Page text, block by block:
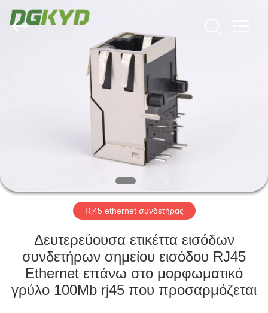
ΠΕΡΊΠΟΥ
ΓΎΡΟΣ
ΕΡΓΟΣΤΑΣΊΩΝ
Electronic
Technology
Co.,ltd.
Rj45 ethernet συνδετήρας
Δευτερεύουσα ετικέττα εισόδων
συνδετήρων σημείου εισόδου RJ45
Ethernet επάνω στο μορφωματικό
γρύλο 100Mb rj45 που προσαρμόζεται